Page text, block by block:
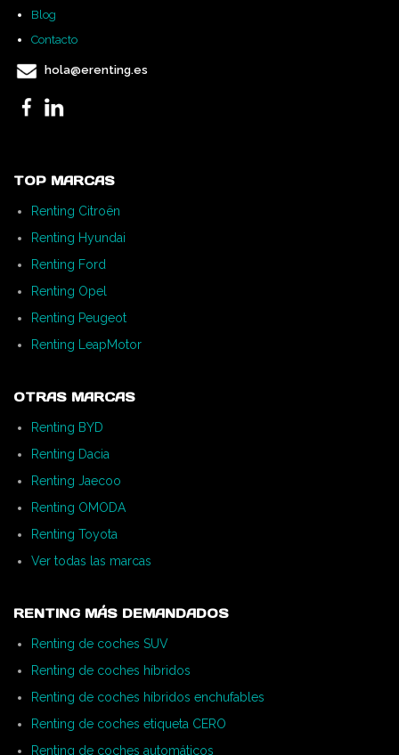
Blog
Contacto
hola@erenting.es
TOP MARCAS
Renting Citroën
Renting Hyundai
Renting Ford
Renting Opel
Renting Peugeot
Renting LeapMotor
OTRAS MARCAS
Renting BYD
Renting Dacia
Renting Jaecoo
Renting OMODA
Renting Toyota
Ver todas las marcas
RENTING MÁS DEMANDADOS
Renting de coches SUV
Renting de coches híbridos
Renting de coches híbridos enchufables
Renting de coches etiqueta CERO
Renting de coches automáticos